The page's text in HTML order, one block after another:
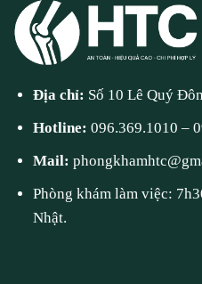
Địa chỉ: Số 10 Lê Quý
Hotline:096.369.1010 –
Mail:
Phòng khám làm việc:
Nhật.